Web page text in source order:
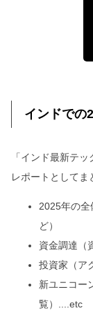
インドでの
「インド最新テ
レポートとしてま
2025年の全
ど）
資金調達（
投資家（ア
新ユニコー
覧）....etc